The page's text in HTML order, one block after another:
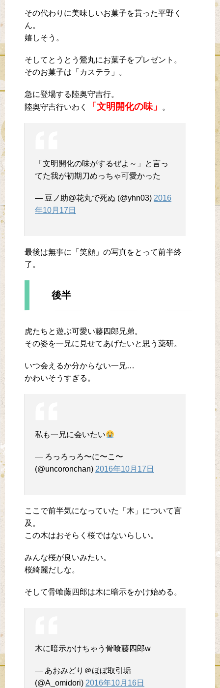
その代わりに美味しいお菓子を貰った平野く
ん。
嬉しそう。
そしてとうとう鶯丸にお菓子をプレゼント。
そのお菓子は「カステラ」。
急に登場する陸奥守吉行。
陸奥守吉行いわく
「文明開化の味」 。
「文明開化の味がするぜよ～」と言っ
てた我が初期刀めっちゃ可愛かった
— 豆ノ助@花丸で死ぬ (@yhn03) 2016
年10月17日
最後は無事に「笑顔」の写真をとって前半終
了。
後半
虎たちと遊ぶ可愛い藤四郎兄弟。
その姿を一兄に見せてあげたいと思う薬研。
いつ会えるか分からない一兄…
かわいそうすぎる。
私も一兄に会いたい
— ろっろっろ〜に〜こ〜
(@uncoronchan) 2016年10月17日
ここで前半気になっていた「木」について言
及。
この木はおそらく桜ではないらしい。
みんな桜が良いみたい。
桜綺麗だしな。
そして骨喰藤四郎は木に暗示をかけ始める。
木に暗示かけちゃう骨喰藤四郎w
— あおみどり＠ほぼ取引垢
(@A_omidori) 2016年10月16日